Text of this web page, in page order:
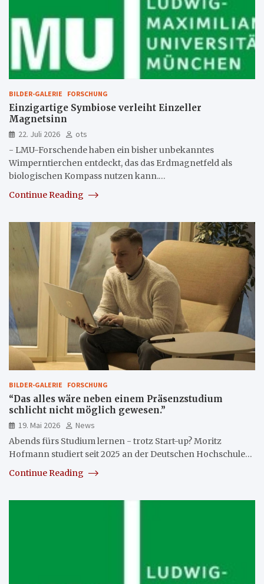
BILDER-GALERIE FORSCHUNG
Einzigartige Symbiose verleiht Einzeller
Magnetsinn
22. Juli 2026
ots
- LMU-Forschende haben ein bisher unbekanntes
Wimperntierchen entdeckt, das das Erdmagnetfeld als
biologischen Kompass nutzen kann.…
Continue Reading
BILDER-GALERIE FORSCHUNG
“Das alles wäre neben einem Präsenzstudium
schlicht nicht möglich gewesen.”
19. Mai 2026
News
Abends fürs Studium lernen - trotz Start-up? Moritz
Hofmann studiert seit 2025 an der Deutschen Hochschule…
Continue Reading